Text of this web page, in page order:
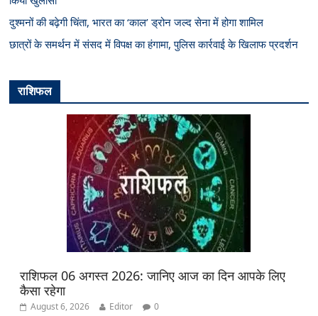
दुश्मनों की बढ़ेगी चिंता, भारत का ‘काल’ ड्रोन जल्द सेना में होगा शामिल
छात्रों के समर्थन में संसद में विपक्ष का हंगामा, पुलिस कार्रवाई के खिलाफ प्रदर्शन
राशिफल
राशिफल 06 अगस्त 2026: जानिए आज का दिन आपके लिए
कैसा रहेगा
August 6, 2026 Editor 0